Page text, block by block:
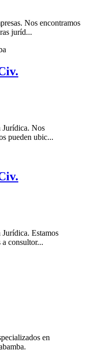
Nos encontramos
juríd...
Jurídica. Nos
pueden ubic...
Estamos
consultor...
en